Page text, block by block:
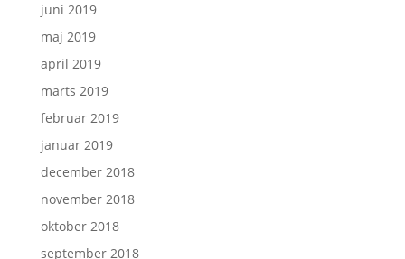
juni 2019
maj 2019
april 2019
marts 2019
februar 2019
januar 2019
december 2018
november 2018
oktober 2018
september 2018